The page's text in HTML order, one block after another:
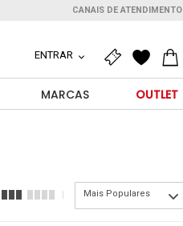
CANAIS DE ATENDIMENTO
ENTRAR
MARCAS OUTLET
Mais Populares